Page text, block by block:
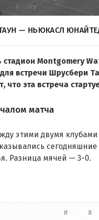
— НЬЮКАСЛ
стадион Montgomery
встречи Шрусбери
что эта встреча
матча
этими двумя
Разница мячей — 3-0.
И В